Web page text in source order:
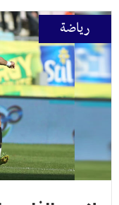
رياضة